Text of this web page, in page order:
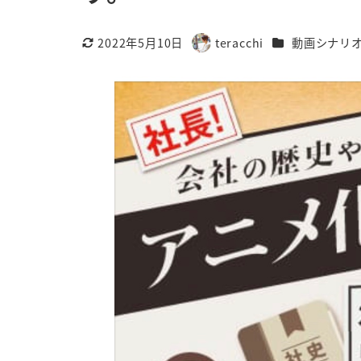
更新日
2022年5月10日
著
teracchi カテゴリー
動画シナリ